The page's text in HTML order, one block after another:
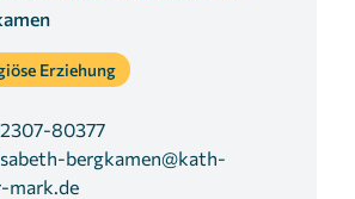
Erziehung
80377
bergkamen@kath-
mark.de